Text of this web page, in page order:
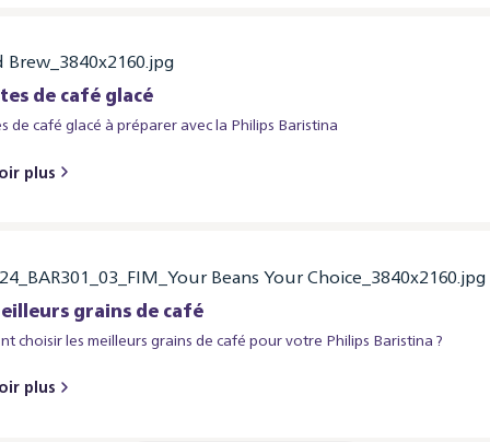
de café glacé
de café glacé à préparer avec la Philips Baristina
plus
grains de café
choisir les meilleurs grains de café pour votre Philips Baristina ?
plus